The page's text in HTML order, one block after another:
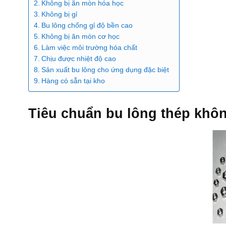
Không bị ăn mòn hóa học
Không bị gỉ
Bu lông chống gỉ độ bền cao
Không bị ăn mòn cơ học
Làm việc môi trường hóa chất
Chịu được nhiệt độ cao
Sản xuất bu lông cho ứng dụng đặc biệt
Hàng có sẵn tại kho
Tiêu chuẩn bu lông thép